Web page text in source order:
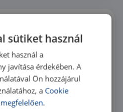
évnyi történelem a
ingatlanpiacon
150. jubileuma
a Duna House
összegyűjtötték az
és
épületeiben
sütiket használ
használ a
javítása érdekében. A
Ön hozzájárul
a Cookie